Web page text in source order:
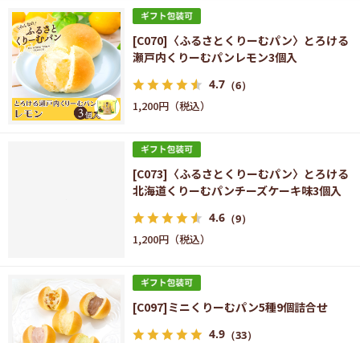
[C070]〈ふるさとくりーむパン〉とろける
瀬戸内くりーむパンレモン3個入
4.7 （6）
1,200円
[C073]〈ふるさとくりーむパン〉とろける
北海道くりーむパンチーズケーキ味3個入
4.6 （9）
1,200円
[C097]ミニくりーむパン5種9個詰合せ
4.9 （33）